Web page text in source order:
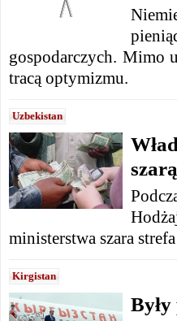
gospodarczych. Mimo
tracą optymizmu.
Uzbekistan
ministerstwa szara
Kirgistan